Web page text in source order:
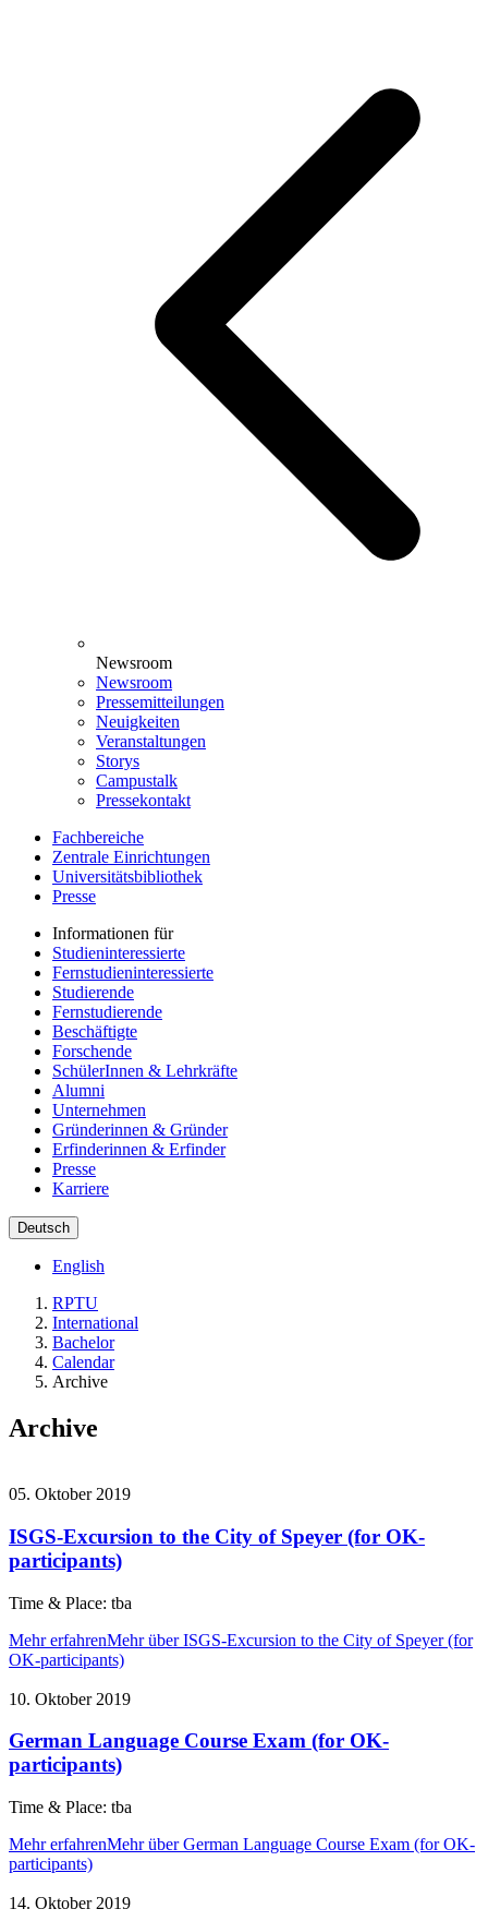
Newsroom
Newsroom
Pressemitteilungen
Neuigkeiten
Veranstaltungen
Storys
Campustalk
Pressekontakt
Fachbereiche
Zentrale Einrichtungen
Universitätsbibliothek
Presse
Informationen für
Studieninteressierte
Fernstudieninteressierte
Studierende
Fernstudierende
Beschäftigte
Forschende
SchülerInnen & Lehrkräfte
Alumni
Unternehmen
Gründerinnen & Gründer
Erfinderinnen & Erfinder
Presse
Karriere
Deutsch
English
RPTU
International
Bachelor
Calendar
Archive
Archive
05. Oktober 2019
ISGS-Excursion to the City of Speyer (for OK-
participants)
Time & Place: tba
Mehr erfahrenMehr über ISGS-Excursion to the City of Speyer (for
OK-participants)
10. Oktober 2019
German Language Course Exam (for OK-
participants)
Time & Place: tba
Mehr erfahrenMehr über German Language Course Exam (for OK-
participants)
14. Oktober 2019